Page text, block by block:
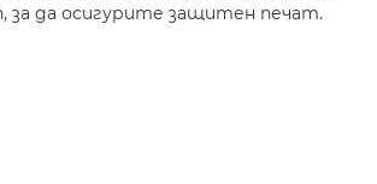
за да осигурите защитен печат.